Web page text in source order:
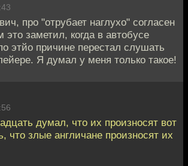
про "отрубает наглухо" согласен
заметил, когда в автобусе
этйо причине перестал слушать
Я думал у меня только такое!
думал, что их произносят вот
что злые англичане произносят их